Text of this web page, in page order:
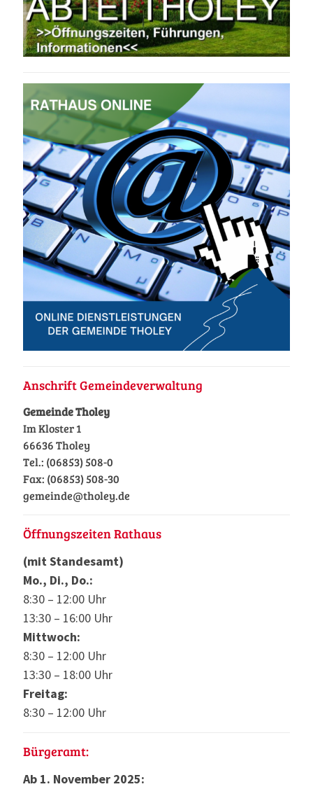
Anschrift Gemeindeverwaltung
Gemeinde Tholey
Im Kloster 1
66636 Tholey
Tel.: (06853) 508-0
Fax: (06853) 508-30
gemeinde@tholey.de
Öffnungszeiten Rathaus
(mit Standesamt)
Mo., Di., Do.:
8:30 – 12:00 Uhr
13:30 – 16:00 Uhr
Mittwoch:
8:30 – 12:00 Uhr
13:30 – 18:00 Uhr
Freitag:
8:30 – 12:00 Uhr
Bürgeramt:
Ab 1. November 2025: